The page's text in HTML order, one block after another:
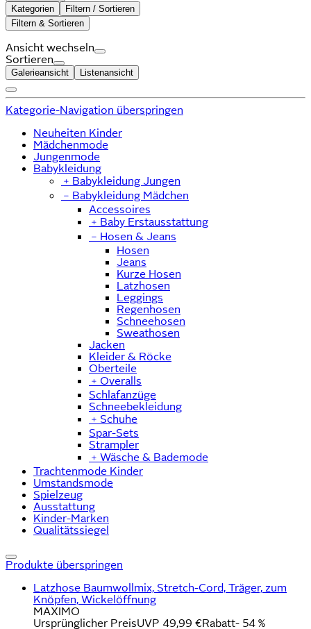
Kategorien
Filtern / Sortieren
Filtern & Sortieren
Ansicht wechseln
Sortieren
Galerieansicht Listenansicht
Kategorie-Navigation überspringen
Neuheiten Kinder
Mädchenmode
Jungenmode
Babykleidung
﹢ Babykleidung Jungen
﹣ Babykleidung Mädchen
Accessoires
﹢ Baby Erstausstattung
﹣ Hosen & Jeans
Hosen
Jeans
Kurze Hosen
Latzhosen
Leggings
Regenhosen
Schneehosen
Sweathosen
Jacken
Kleider & Röcke
Oberteile
﹢ Overalls
Schlafanzüge
Schneebekleidung
﹢ Schuhe
Spar-Sets
Strampler
﹢ Wäsche & Bademode
Trachtenmode Kinder
Umstandsmode
Spielzeug
Ausstattung
Kinder-Marken
Qualitätssiegel
Produkte überspringen
Latzhose Baumwollmix, Stretch-Cord, Träger, zum
Knöpfen, Wickelöffnung
MAXIMO
Ursprünglicher PreisUVP 49,99 €Rabatt- 54 %